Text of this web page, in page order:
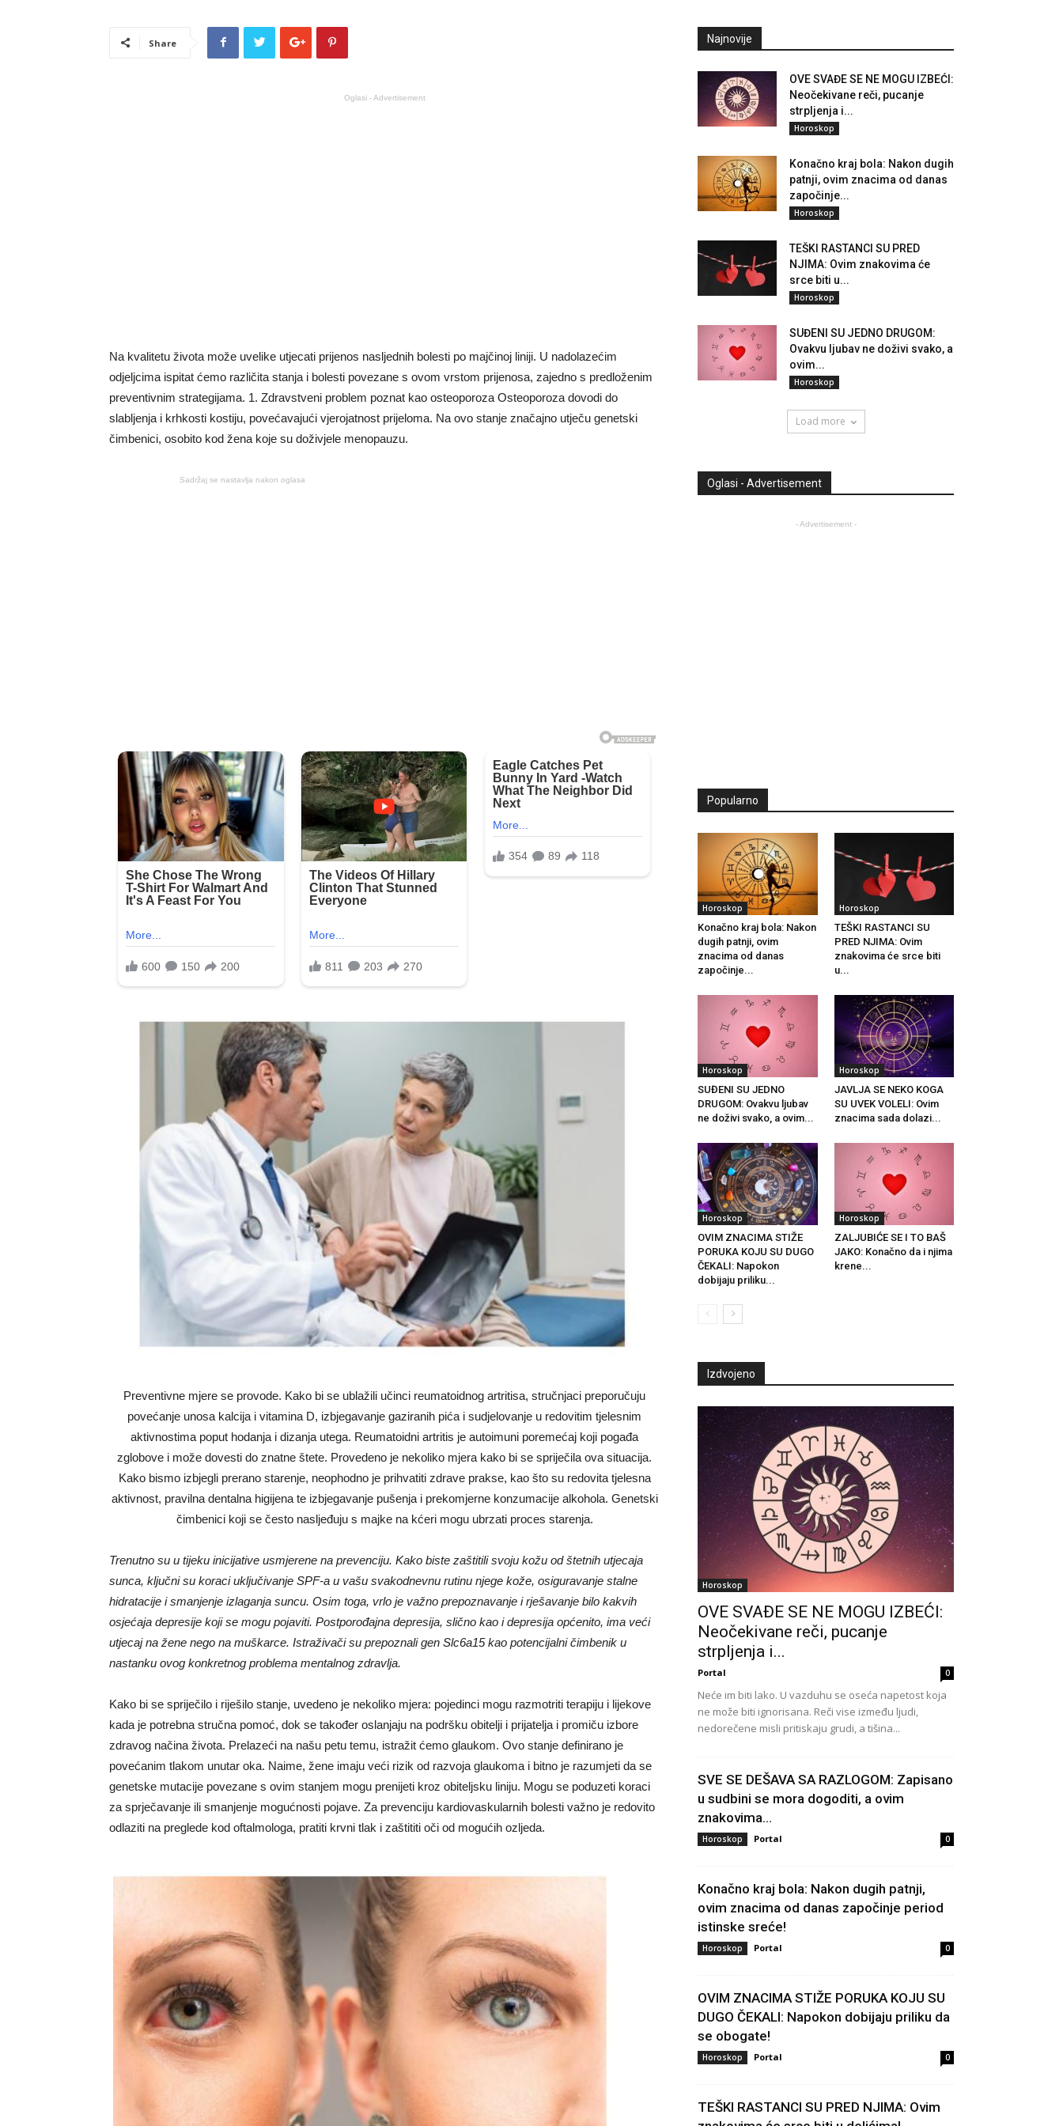
Share
Oglasi - Advertisement
Na kvalitetu života može uvelike utjecati prijenos nasljednih bolesti po majčinoj liniji. U nadolazećim
odjeljcima ispitat ćemo različita stanja i bolesti povezane s ovom vrstom prijenosa, zajedno s predloženim
preventivnim strategijama. 1. Zdravstveni problem poznat kao osteoporoza Osteoporoza dovodi do
slabljenja i krhkosti kostiju, povećavajući vjerojatnost prijeloma. Na ovo stanje značajno utječu genetski
čimbenici, osobito kod žena koje su doživjele menopauzu.
Sadržaj se nastavlja nakon oglasa
Preventivne mjere se provode. Kako bi se ublažili učinci reumatoidnog artritisa, stručnjaci preporučuju
povećanje unosa kalcija i vitamina D, izbjegavanje gaziranih pića i sudjelovanje u redovitim tjelesnim
aktivnostima poput hodanja i dizanja utega. Reumatoidni artritis je autoimuni poremećaj koji pogađa
zglobove i može dovesti do znatne štete. Provedeno je nekoliko mjera kako bi se spriječila ova situacija.
Kako bismo izbjegli prerano starenje, neophodno je prihvatiti zdrave prakse, kao što su redovita tjelesna
aktivnost, pravilna dentalna higijena te izbjegavanje pušenja i prekomjerne konzumacije alkohola. Genetski
čimbenici koji se često nasljeđuju s majke na kćeri mogu ubrzati proces starenja.
Trenutno su u tijeku inicijative usmjerene na prevenciju. Kako biste zaštitili svoju kožu od štetnih utjecaja
sunca, ključni su koraci uključivanje SPF-a u vašu svakodnevnu rutinu njege kože, osiguravanje stalne
hidratacije i smanjenje izlaganja suncu. Osim toga, vrlo je važno prepoznavanje i rješavanje bilo kakvih
osjećaja depresije koji se mogu pojaviti. Postporođajna depresija, slično kao i depresija općenito, ima veći
utjecaj na žene nego na muškarce. Istraživači su prepoznali gen Slc6a15 kao potencijalni čimbenik u
nastanku ovog konkretnog problema mentalnog zdravlja.
Kako bi se spriječilo i riješilo stanje, uvedeno je nekoliko mjera: pojedinci mogu razmotriti terapiju i lijekove
kada je potrebna stručna pomoć, dok se također oslanjaju na podršku obitelji i prijatelja i promiču izbore
zdravog načina života. Prelazeći na našu petu temu, istražit ćemo glaukom. Ovo stanje definirano je
povećanim tlakom unutar oka. Naime, žene imaju veći rizik od razvoja glaukoma i bitno je razumjeti da se
genetske mutacije povezane s ovim stanjem mogu prenijeti kroz obiteljsku liniju. Mogu se poduzeti koraci
za sprječavanje ili smanjenje mogućnosti pojave. Za prevenciju kardiovaskularnih bolesti važno je redovito
odlaziti na preglede kod oftalmologa, pratiti krvni tlak i zaštititi oči od mogućih ozljeda.
Najnovije
OVE SVAĐE SE NE MOGU IZBEĆI:
Neočekivane reči, pucanje
strpljenja i...
Horoskop
Konačno kraj bola: Nakon dugih
patnji, ovim znacima od danas
započinje...
Horoskop
TEŠKI RASTANCI SU PRED
NJIMA: Ovim znakovima će
srce biti u...
Horoskop
SUĐENI SU JEDNO DRUGOM:
Ovakvu ljubav ne doživi svako, a
ovim...
Horoskop
Load more
Oglasi - Advertisement
- Advertisement -
Popularno
Horoskop
Konačno kraj bola: Nakon
dugih patnji, ovim
znacima od danas
započinje...
Horoskop
TEŠKI RASTANCI SU
PRED NJIMA: Ovim
znakovima će srce biti
u...
Horoskop
SUĐENI SU JEDNO
DRUGOM: Ovakvu ljubav
ne doživi svako, a ovim...
Horoskop
JAVLJA SE NEKO KOGA
SU UVEK VOLELI: Ovim
znacima sada dolazi...
Horoskop
OVIM ZNACIMA STIŽE
PORUKA KOJU SU DUGO
ČEKALI: Napokon
dobijaju priliku...
Horoskop
ZALJUBIĆE SE I TO BAŠ
JAKO: Konačno da i njima
krene...
Izdvojeno
Horoskop
OVE SVAĐE SE NE MOGU IZBEĆI:
Neočekivane reči, pucanje
strpljenja i...
Portal 0
Neće im biti lako. U vazduhu se oseća napetost koja
ne može biti ignorisana. Reči vise između ljudi,
nedorečene misli pritiskaju grudi, a tišina...
SVE SE DEŠAVA SA RAZLOGOM: Zapisano
u sudbini se mora dogoditi, a ovim
znakovima...
Horoskop Portal 0
Konačno kraj bola: Nakon dugih patnji,
ovim znacima od danas započinje period
istinske sreće!
Horoskop Portal 0
OVIM ZNACIMA STIŽE PORUKA KOJU SU
DUGO ČEKALI: Napokon dobijaju priliku da
se obogate!
Horoskop Portal 0
TEŠKI RASTANCI SU PRED NJIMA: Ovim